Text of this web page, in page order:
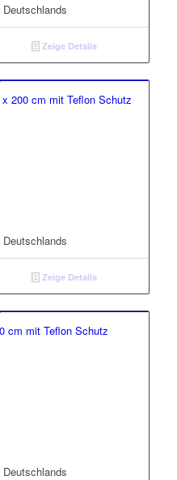
Zeige Details
200 cm mit Teflon Schutz
Zeige Details
cm mit Teflon Schutz